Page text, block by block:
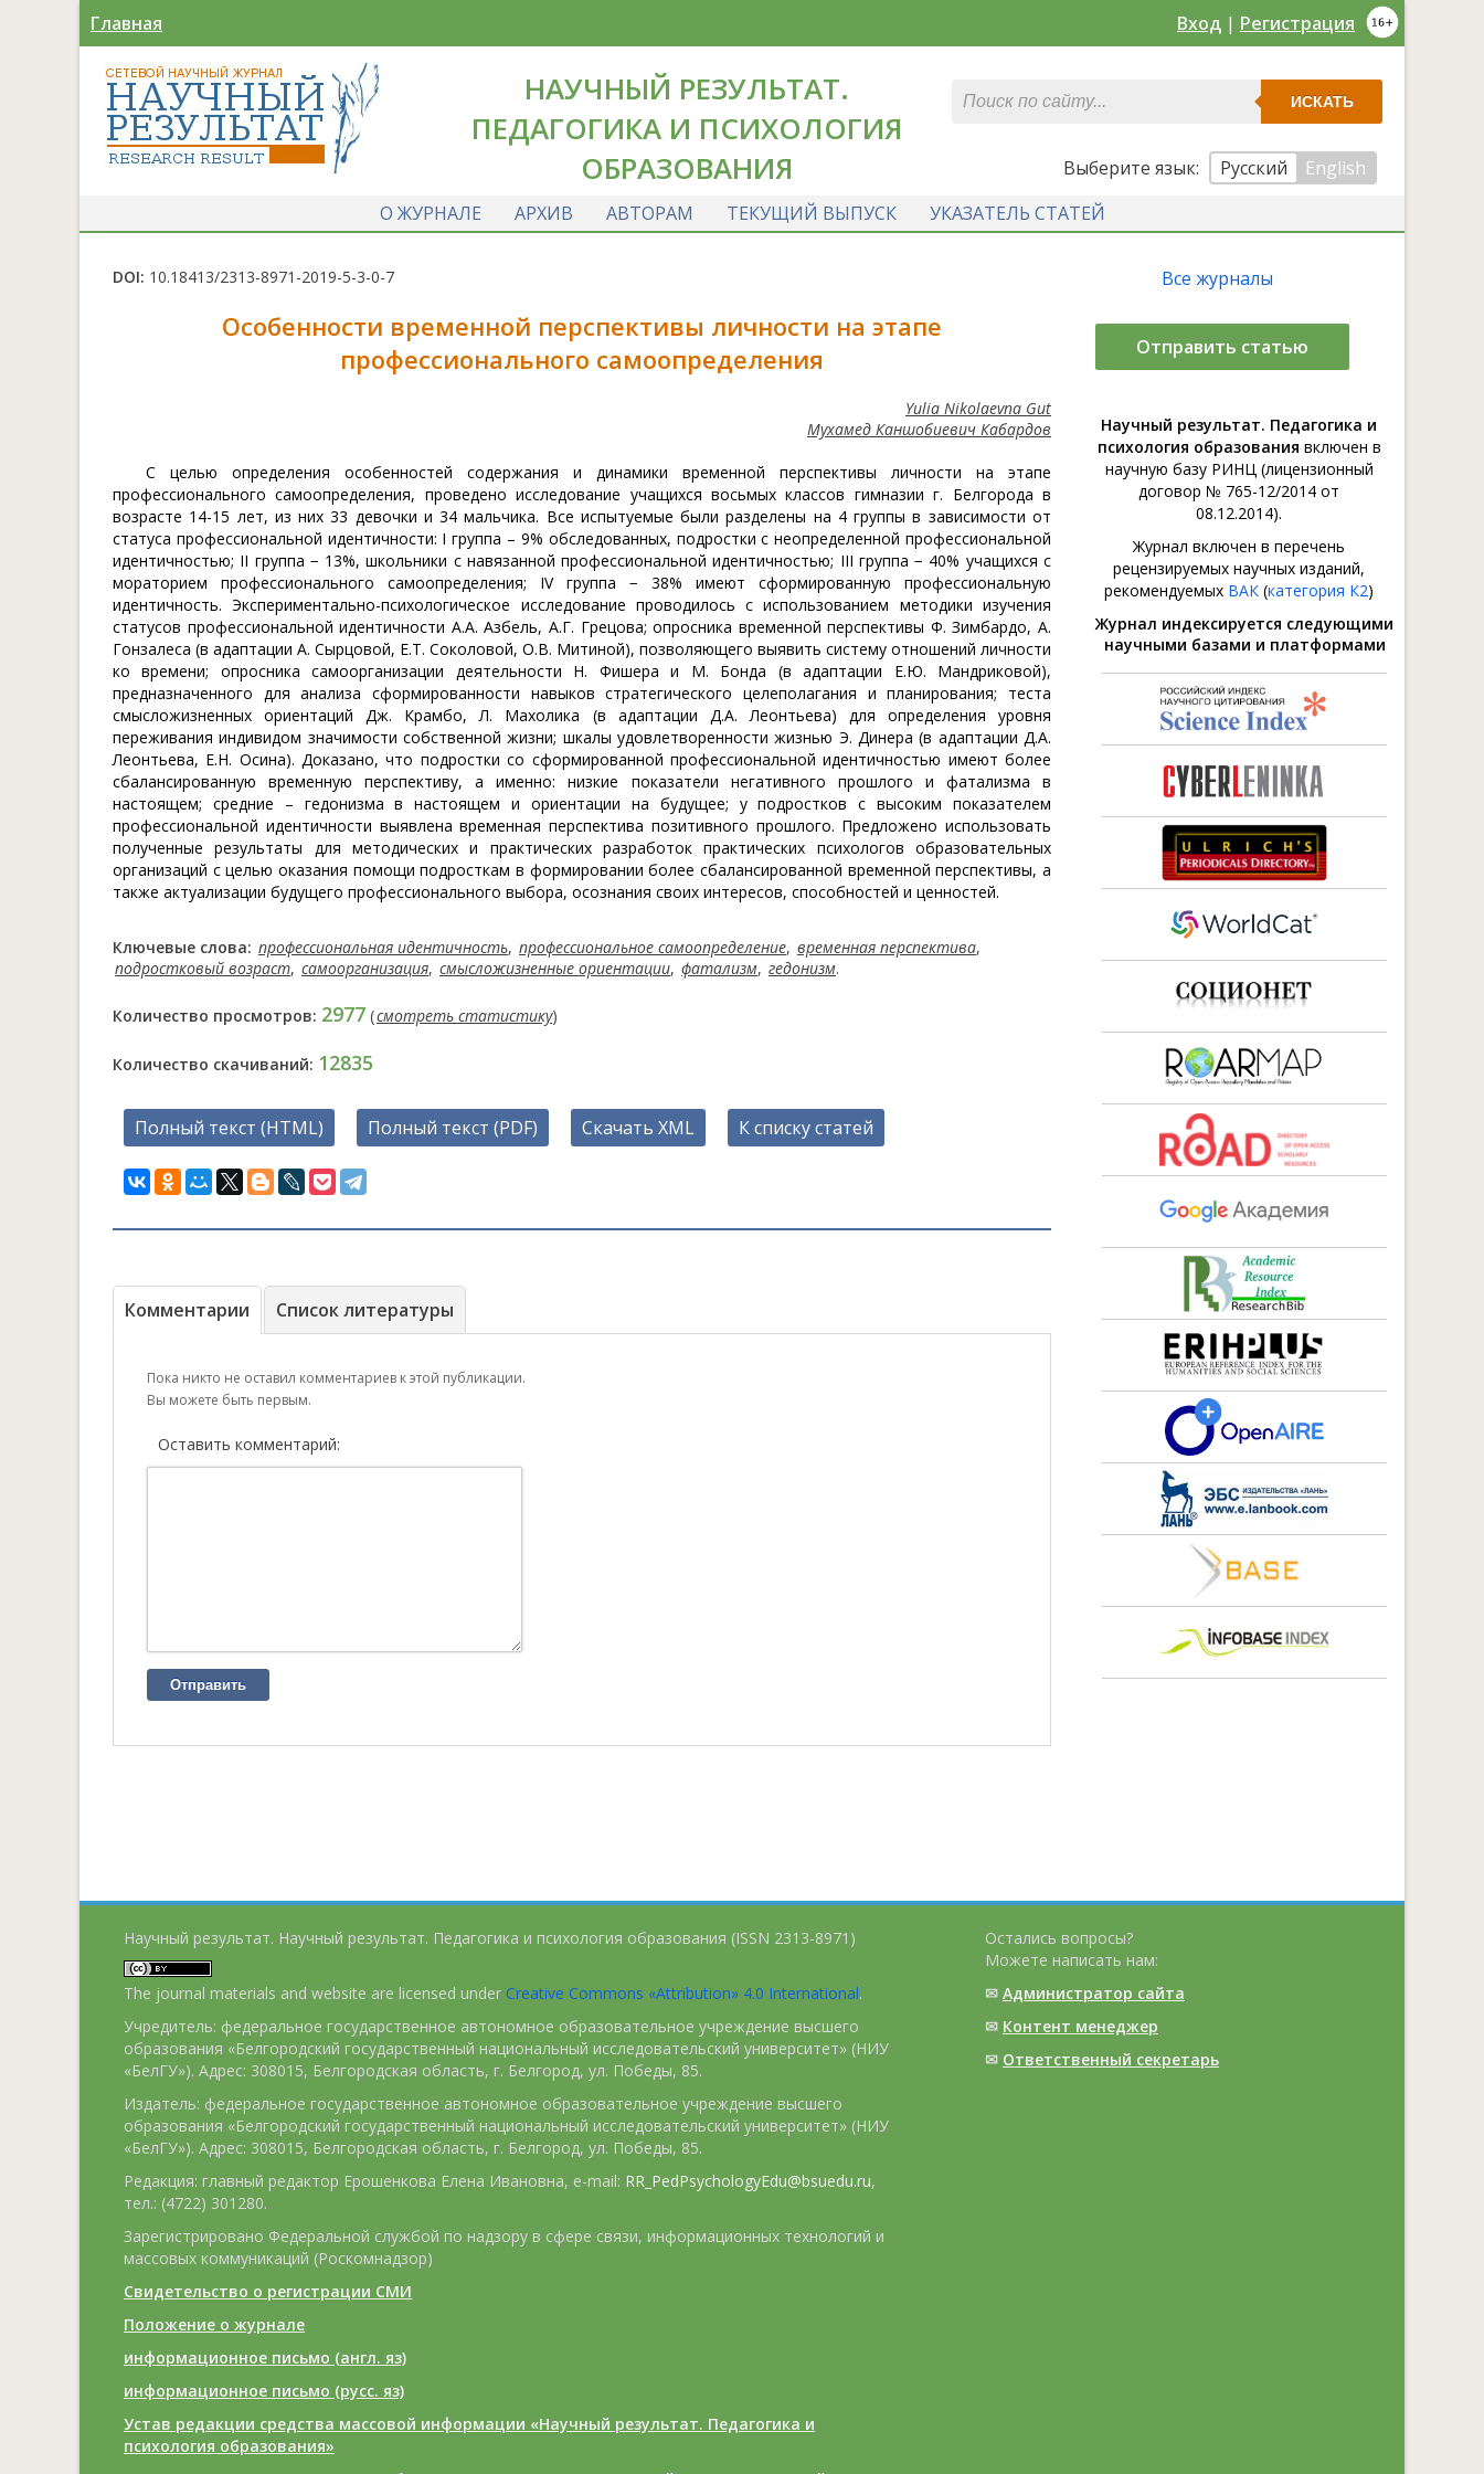
Главная Вход | Регистрация
НАУЧНЫЙ РЕЗУЛЬТАТ.
ПЕДАГОГИКА И ПСИХОЛОГИЯ
ОБРАЗОВАНИЯ
ИСКАТЬ
Выберите язык: Русский
English
О ЖУРНАЛЕ
АРХИВ АВТОРАМ ТЕКУЩИЙ ВЫПУСК УКАЗАТЕЛЬ СТАТЕЙ
DOI: 10.18413/2313-8971-2019-5-3-0-7
Особенности временной перспективы личности на этапе
профессионального самоопределения
Yulia Nikolaevna Gut
Мухамед Каншобиевич Кабардов
С целью определения особенностей содержания и динамики временной перспективы личности на этапе
профессионального самоопределения, проведено исследование учащихся восьмых классов гимназии г. Белгорода в
возрасте 14-15 лет, из них 33 девочки и 34 мальчика. Все испытуемые были разделены на 4 группы в зависимости от
статуса профессиональной идентичности: I группа – 9% обследованных, подростки с неопределенной профессиональной
идентичностью; II группа − 13%, школьники с навязанной профессиональной идентичностью; III группа − 40% учащихся с
мораторием профессионального самоопределения; IV группа − 38% имеют сформированную профессиональную
идентичность. Экспериментально-психологическое исследование проводилось с использованием методики изучения
статусов профессиональной идентичности А.А. Азбель, А.Г. Грецова; опросника временной перспективы Ф. Зимбардо, А.
Гонзалеса (в адаптации А. Сырцовой, Е.Т. Соколовой, О.В. Митиной), позволяющего выявить систему отношений личности
ко времени; опросника самоорганизации деятельности Н. Фишера и М. Бонда (в адаптации Е.Ю. Мандриковой),
предназначенного для анализа сформированности навыков стратегического целеполагания и планирования; теста
смысложизненных ориентаций Дж. Крамбо, Л. Махолика (в адаптации Д.А. Леонтьева) для определения уровня
переживания индивидом значимости собственной жизни; шкалы удовлетворенности жизнью Э. Динера (в адаптации Д.А.
Леонтьева, Е.Н. Осина). Доказано, что подростки со сформированной профессиональной идентичностью имеют более
сбалансированную временную перспективу, а именно: низкие показатели негативного прошлого и фатализма в
настоящем; средние – гедонизма в настоящем и ориентации на будущее; у подростков с высоким показателем
профессиональной идентичности выявлена временная перспектива позитивного прошлого. Предложено использовать
полученные результаты для методических и практических разработок практических психологов образовательных
организаций с целью оказания помощи подросткам в формировании более сбалансированной временной перспективы, а
также актуализации будущего профессионального выбора, осознания своих интересов, способностей и ценностей.
Ключевые слова: профессиональная идентичность, профессиональное самоопределение, временная перспектива,
подростковый возраст, самоорганизация, смысложизненные ориентации, фатализм, гедонизм.
Количество просмотров: 2977 (смотреть статистику)
Количество скачиваний: 12835
Полный текст (HTML) Полный текст (PDF) Скачать XML К списку статей
Комментарии Список литературы
Пока никто не оставил комментариев к этой публикации.
Вы можете быть первым.
Оставить комментарий:
Отправить
Все журналы
Отправить статью
Научный результат. Педагогика и
психология образования включен в
научную базу РИНЦ (лицензионный
договор № 765-12/2014 от
08.12.2014).
Журнал включен в перечень
рецензируемых научных изданий,
рекомендуемых ВАК (категория К2)
Журнал индексируется следующими
научными базами и платформами
Научный результат. Научный результат. Педагогика и психология образования (ISSN 2313-8971)
The journal materials and website are licensed under Creative Commons «Attribution» 4.0 International.
Учредитель: федеральное государственное автономное образовательное учреждение высшего
образования «Белгородский государственный национальный исследовательский университет» (НИУ
«БелГУ»). Адрес: 308015, Белгородская область, г. Белгород, ул. Победы, 85.
Издатель: федеральное государственное автономное образовательное учреждение высшего
образования «Белгородский государственный национальный исследовательский университет» (НИУ
«БелГУ»). Адрес: 308015, Белгородская область, г. Белгород, ул. Победы, 85.
Редакция: главный редактор Ерошенкова Елена Ивановна, e-mail: RR_PedPsychologyEdu@bsuedu.ru,
тел.: (4722) 301280.
Зарегистрировано Федеральной службой по надзору в сфере связи, информационных технологий и
массовых коммуникаций (Роскомнадзор)
Свидетельство о регистрации СМИ
Положение о журнале
информационное письмо (англ. яз)
информационное письмо (русс. яз)
Устав редакции средства массовой информации «Научный результат. Педагогика и
психология образования»
Остались вопросы?
Можете написать нам:
✉ Администратор сайта
✉ Контент менеджер
✉ Ответственный cекретарь